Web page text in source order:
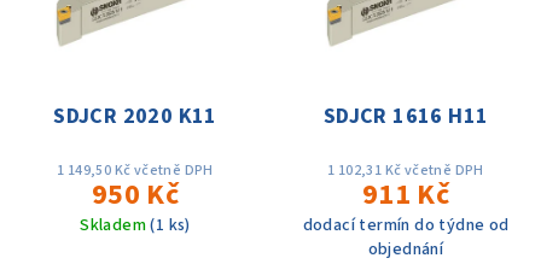
SDJCR 2020 K11
1 149,50 Kč včetně DPH
950 Kč
Skladem(1 ks)
SDJCR 1616 H11
1 102,31 Kč včetně DPH
911 Kč
dodací termín do týdne od
objednání